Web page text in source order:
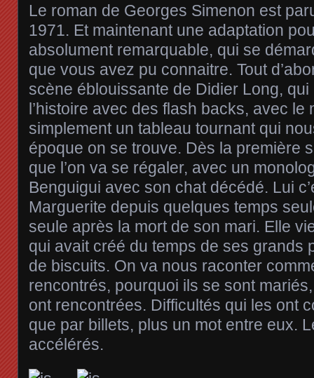
Le roman de Georges Simenon est
1971. Et maintenant une adaptation
absolument remarquable, qui se
que vous avez pu connaitre. Tout
scène éblouissante de Didier Long,
l’histoire avec des flash backs, avec le
simplement un tableau tournant qui
époque on se trouve. Dès la première
que l’on va se régaler, avec un
Benguigui avec son chat décédé. Lui
Marguerite depuis quelques temps
seule après la mort de son mari. Elle
qui avait créé du temps de ses grands
de biscuits. On va nous raconter
rencontrés, pourquoi ils se sont
ont rencontrées. Difficultés qui les ont
que par billets, plus un mot entre eux.
accélérés.